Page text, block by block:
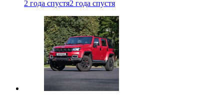
2 года спустя2 года спустя